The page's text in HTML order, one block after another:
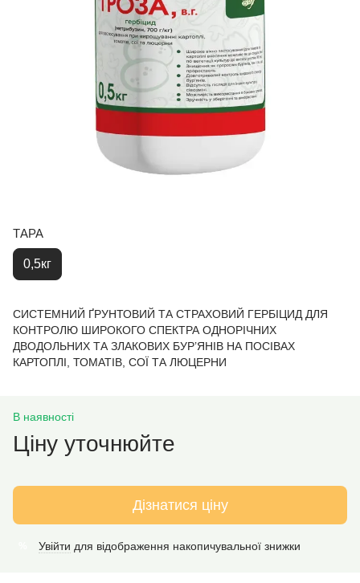
ТАРА
0,5кг
СИСТЕМНИЙ ҐРУНТОВИЙ ТА СТРАХОВИЙ ГЕРБІЦИД ДЛЯ
КОНТРОЛЮ ШИРОКОГО СПЕКТРА ОДНОРІЧНИХ
ДВОДОЛЬНИХ ТА ЗЛАКОВИХ БУР’ЯНІВ НА ПОСІВАХ
КАРТОПЛІ, ТОМАТІВ, СОЇ ТА ЛЮЦЕРНИ
В наявності
Ціну уточнюйте
Дізнатися ціну
Увійти для відображення накопичувальної знижки